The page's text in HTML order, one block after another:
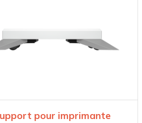
pour imprimante